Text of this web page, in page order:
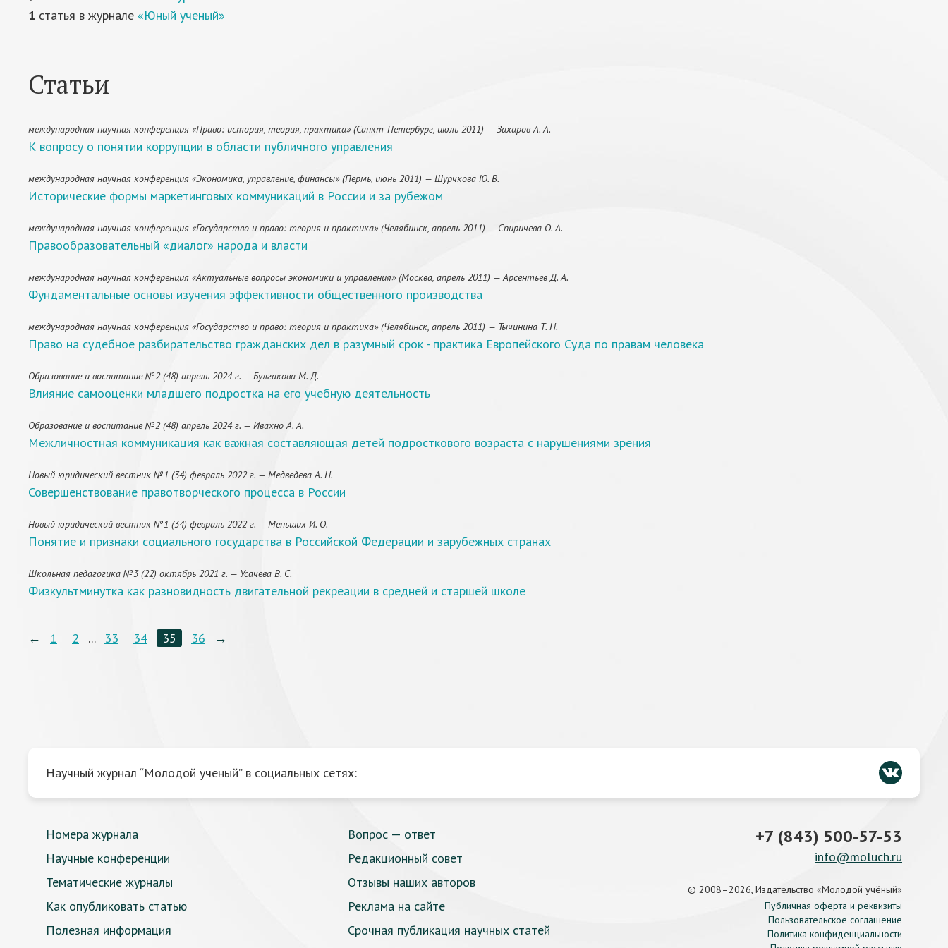
1 статья в журнале «Юный ученый»
Статьи
международная научная конференция «Право: история, теория, практика» (Санкт-Петербург, июль 2011) — Захаров А. А.
К вопросу о понятии коррупции в области публичного управления
международная научная конференция «Экономика, управление, финансы» (Пермь, июнь 2011) — Шурчкова Ю. В.
Исторические формы маркетинговых коммуникаций в России и за рубежом
международная научная конференция «Государство и право: теория и практика» (Челябинск, апрель 2011) — Спиричева О. А.
Правообразовательный «диалог» народа и власти
международная научная конференция «Актуальные вопросы экономики и управления» (Москва, апрель 2011) — Арсентьев Д. А.
Фундаментальные основы изучения эффективности общественного производства
международная научная конференция «Государство и право: теория и практика» (Челябинск, апрель 2011) — Тычинина Т. Н.
Право на судебное разбирательство гражданских дел в разумный срок - практика Европейского Суда по правам человека
Образование и воспитание №2 (48) апрель 2024 г. — Булгакова М. Д.
Влияние самооценки младшего подростка на его учебную деятельность
Образование и воспитание №2 (48) апрель 2024 г. — Ивахно А. А.
Межличностная коммуникация как важная составляющая детей подросткового возраста с нарушениями зрения
Новый юридический вестник №1 (34) февраль 2022 г. — Медведева А. Н.
Совершенствование правотворческого процесса в России
Новый юридический вестник №1 (34) февраль 2022 г. — Меньших И. О.
Понятие и признаки социального государства в Российской Федерации и зарубежных странах
Школьная педагогика №3 (22) октябрь 2021 г. — Усачева В. С.
Физкультминутка как разновидность двигательной рекреации в средней и старшей школе
← 1 2 ... 33 34 35 36 →
Научный журнал “Молодой ученый” в социальных сетях:
Номера журнала
Научные конференции
Тематические журналы
Как опубликовать статью
Полезная информация
Вопрос — ответ
Редакционный совет
Отзывы наших авторов
Реклама на сайте
Срочная публикация научных статей
+7 (843) 500-57-53
info@moluch.ru
© 2008–2026, Издательство «Молодой учёный»
Публичная оферта и реквизиты
Пользовательское соглашение
Политика конфиденциальности